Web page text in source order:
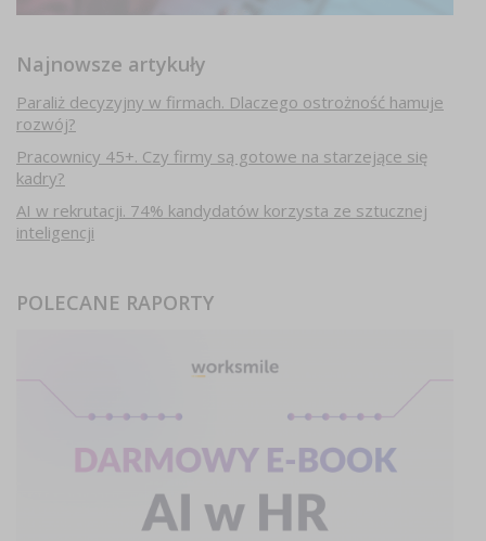
Najnowsze artykuły
Paraliż decyzyjny w firmach. Dlaczego ostrożność hamuje
rozwój?
Pracownicy 45+. Czy firmy są gotowe na starzejące się
kadry?
AI w rekrutacji. 74% kandydatów korzysta ze sztucznej
inteligencji
POLECANE RAPORTY